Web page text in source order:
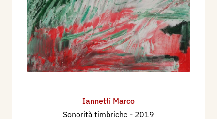
Iannetti Marco
Sonorità timbriche - 2019